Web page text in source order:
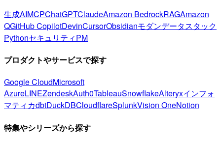
生成AIMCPChatGPTClaudeAmazon BedrockRAGAmazon
QGitHub CopilotDevinCursorObsidianモダンデータスタック
PythonセキュリティPM
プロダクトやサービスで探す
Google CloudMicrosoft
AzureLINEZendeskAuth0TableauSnowflakeAlteryxインフォ
マティカdbtDuckDBCloudflareSplunkVision OneNotion
特集やシリーズから探す